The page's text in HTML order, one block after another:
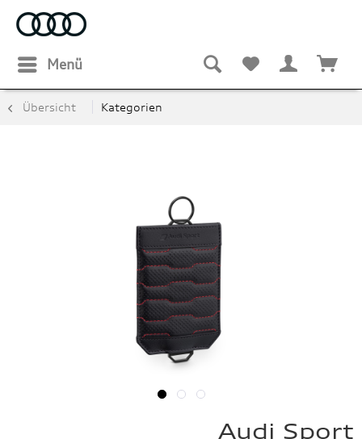
Menü
Übersicht Kategorien
Audi Sport